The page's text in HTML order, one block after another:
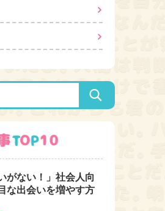
がない！」社会人向
な出会いを増やす方